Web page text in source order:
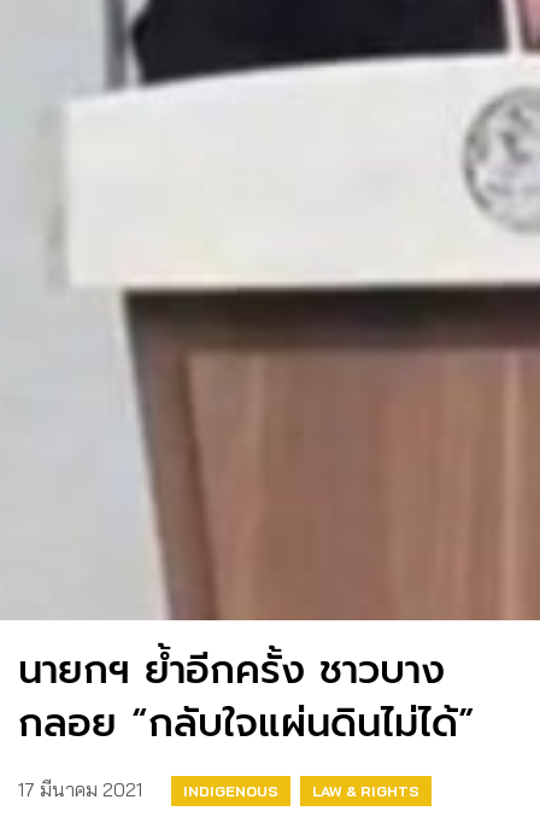
นายกฯ ย้ำอีกครั้ง ชาวบาง
กลอย “กลับใจแผ่นดินไม่ได้”
17 มีนาคม 2021 INDIGENOUS LAW & RIGHTS